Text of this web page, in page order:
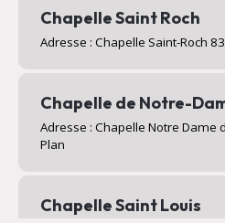
Chapelle Saint Roch
Adresse : Chapelle Saint-Roch
Chapelle de Notre-
Adresse : Chapelle Notre Dame
Plan
Chapelle Saint Louis